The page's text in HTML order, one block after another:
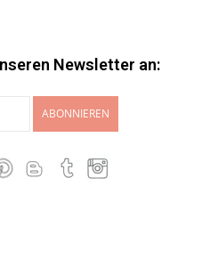
Newsletter an:
ABONNIEREN